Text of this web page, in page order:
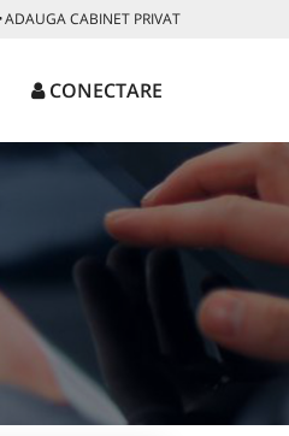
ADAUGA CABINET PRIVAT
CONECTARE